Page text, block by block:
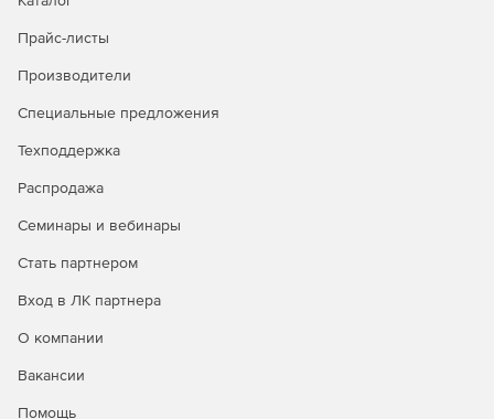
графиков с опцией планирования задействования
Проектирование, симуляция и адаптация различных
гибкими настройками, опцией привлечения разных
Автоматизация выгрузки документации в
передачи на экспертизу в государственные органы.
Работа с внешними подрядными организациями за
счет доступа к внешнему серверу системы TDMS.
Контроль сроков проектирования и реализации
Прайс-листы
Производители
Специальные предложения
Техподдержка
Распродажа
Семинары и вебинары
Стать партнером
Вход в ЛК партнера
О компании
Вакансии
Помощь